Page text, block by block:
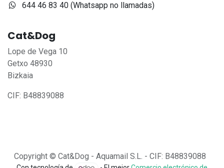
644 46 83 40 (Whatsapp no llamadas)
Cat&Dog
Lope de Vega 10
Getxo 48930
Bizkaia
CIF: B48839088
Copyright © Cat&Dog - Aquamail S.L. - CIF: B48839088